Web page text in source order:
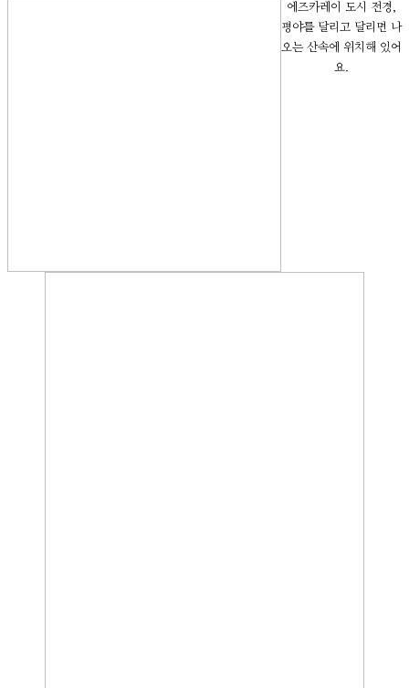
에즈카레이 도시 전경,
평야를 달리고 달리면 나
오는 산속에 위치해 있어
요.